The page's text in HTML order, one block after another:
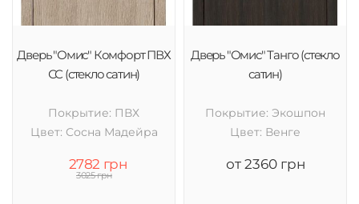
Дверь "Омис" Комфорт ПВХ
СС (стекло сатин)
Покрытие: ПВХ
Цвет: Cосна Мадейра
2782 грн
3025 грн
Дверь "Омис" Танго (стекло
сатин)
Покрытие: Экошпон
Цвет: Венге
от 2360 грн